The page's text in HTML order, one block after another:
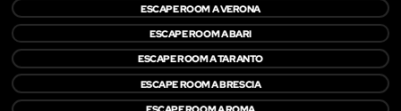
ESCAPE ROOM A VERONA
ESCAPE ROOM A BARI
ESCAPE ROOM A TARANTO
ESCAPE ROOM A BRESCIA